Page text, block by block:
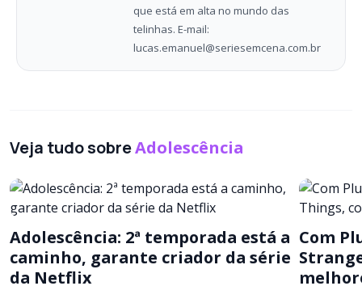
que está em alta no mundo das
telinhas. E-mail:
lucas.emanuel@seriesemcena.com.br
Veja tudo sobreAdolescência
Adolescência: 2ª temporada está a
caminho, garante criador da série
da Netflix
Com